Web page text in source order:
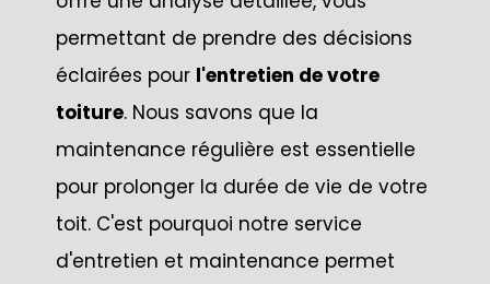
permettant de prendre des décisions
éclairées pour l'entretien de votre
toiture. Nous savons que la
maintenance régulière est essentielle
pour prolonger la durée de vie de votre
toit. C'est pourquoi notre service
d'entretien et maintenance permet